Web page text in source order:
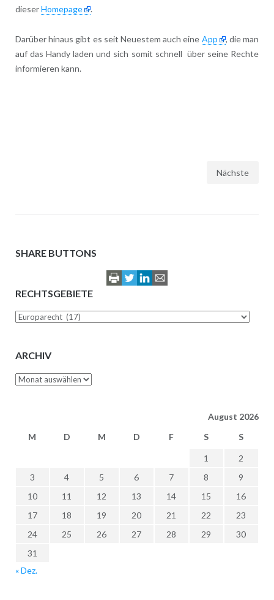
dieserHomepage .
Darüber hinaus gibt es seit Neuestem auch eine App
, die man
auf das Handy laden und sich somit schnell über seine Rechte
informieren kann.
Nächste
SHARE BUTTONS
RECHTSGEBIETE
Rechtsgebiete
ARCHIV
Archiv
August 2026
M
D M D F S S
1
2
3
4 5 6 7 8
9
10
11 12 13 14 15
16
17
18 19 20 21 22
23
24
25 26 27 28 29
30
31
« Dez.